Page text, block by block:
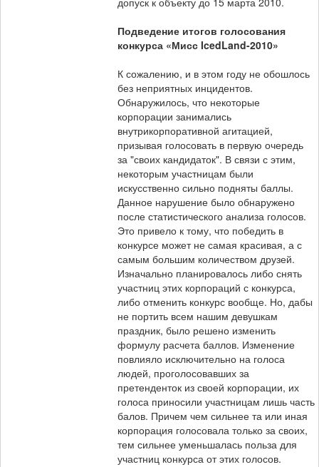
Подведение итогов голосования
конкурса «Мисс IcedLand-2010»
К сожалению, и в этом году не обошлось
без неприятных инцидентов.
Обнаружилось, что некоторые
корпорации занимались
внутрикорпоративной агитацией,
призывая голосовать в первую очередь
за "своих кандидаток". В связи с этим,
некоторым участницам были
искусственно сильно подняты баллы.
Данное нарушение было обнаружено
после статистического анализа голосов.
Это привело к тому, что победить в
конкурсе может не самая красивая, а с
самым большим количеством друзей.
Изначально планировалось либо снять
участниц этих корпораций с конкурса,
либо отменить конкурс вообще. Но, дабы
не портить всем нашим девушкам
праздник, было решено изменить
формулу расчета баллов. Изменение
повлияло исключительно на голоса
людей, проголосовавших за
претенденток из своей корпорации, их
голоса приносили участницам лишь часть
балов. Причем чем сильнее та или иная
корпорация голосовала только за своих,
тем сильнее уменьшалась польза для
участниц конкурса от этих голосов.